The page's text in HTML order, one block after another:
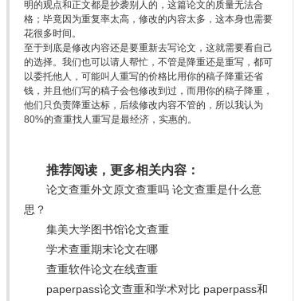
明的观点和正文都是抄袭别人的，这篇论文的质量无法合
格；毕竟因为重复率太高，修改的内容太多，这本身也需要
花很多时间。
至于到底是修改内容还是要重新去写论文，这就需要看自己
的选择。我们也可以请人帮忙，不管是降重还是重写，都可
以委托他人，可能叫人重写的价格比用你的稿子降重还省
钱，并且他们写的稿子会包修改到过，而用你的稿子降重，
他们只负责降重达标，后续修改内容不管的，所以我认为
80%的查重找人重写是最经济，实惠的。
推荐阅读，更多相关内容：
论文查重外文原文查重吗 论文查重是什么意
思？
集美大学图书馆论文查重
学术查重期末论文在哪
查重软件论文在线查重
paperpass论文查重和学术对比 paperpass和